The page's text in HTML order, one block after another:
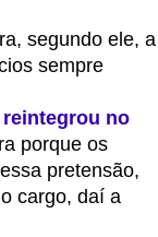
segundo ele, a
sempre
reintegrou no
porque os
pretensão,
cargo, daí a